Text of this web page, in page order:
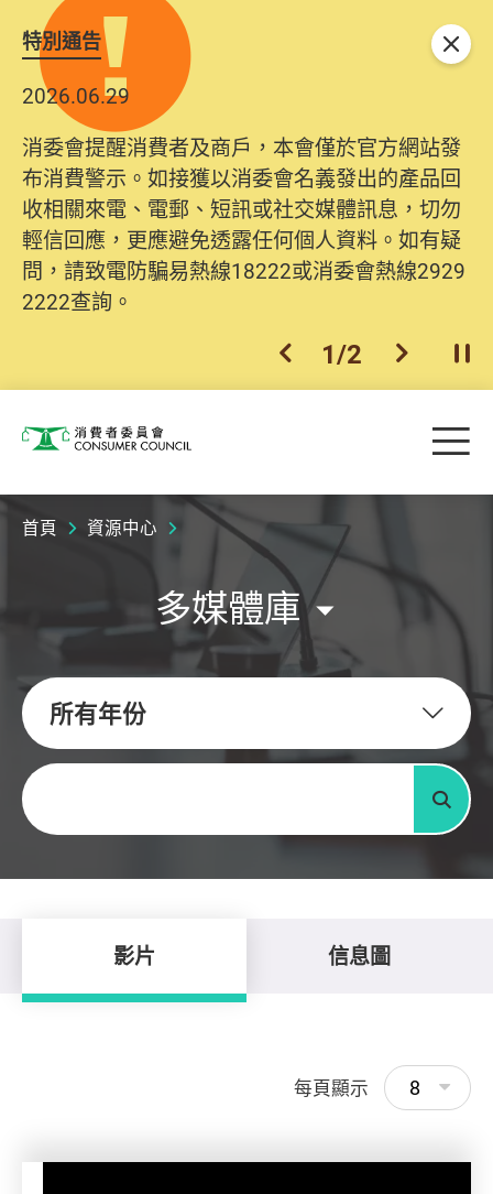
特別通告
2026.06.29
消委會提醒消費者及商戶，本會僅於官方網站發
布消費警示。如接獲以消委會名義發出的產品回
收相關來電、電郵、短訊或社交媒體訊息，切勿
輕信回應，更應避免透露任何個人資料。如有疑
問，請致電防騙易熱線18222或消委會熱線2929
2222查詢。
上一個
1/2 下一個開
關閉
消費者委員會 目
首頁 資源中心
多媒體庫
所有年份
關鍵字
搜尋
影片 信息圖
每頁顯示 8